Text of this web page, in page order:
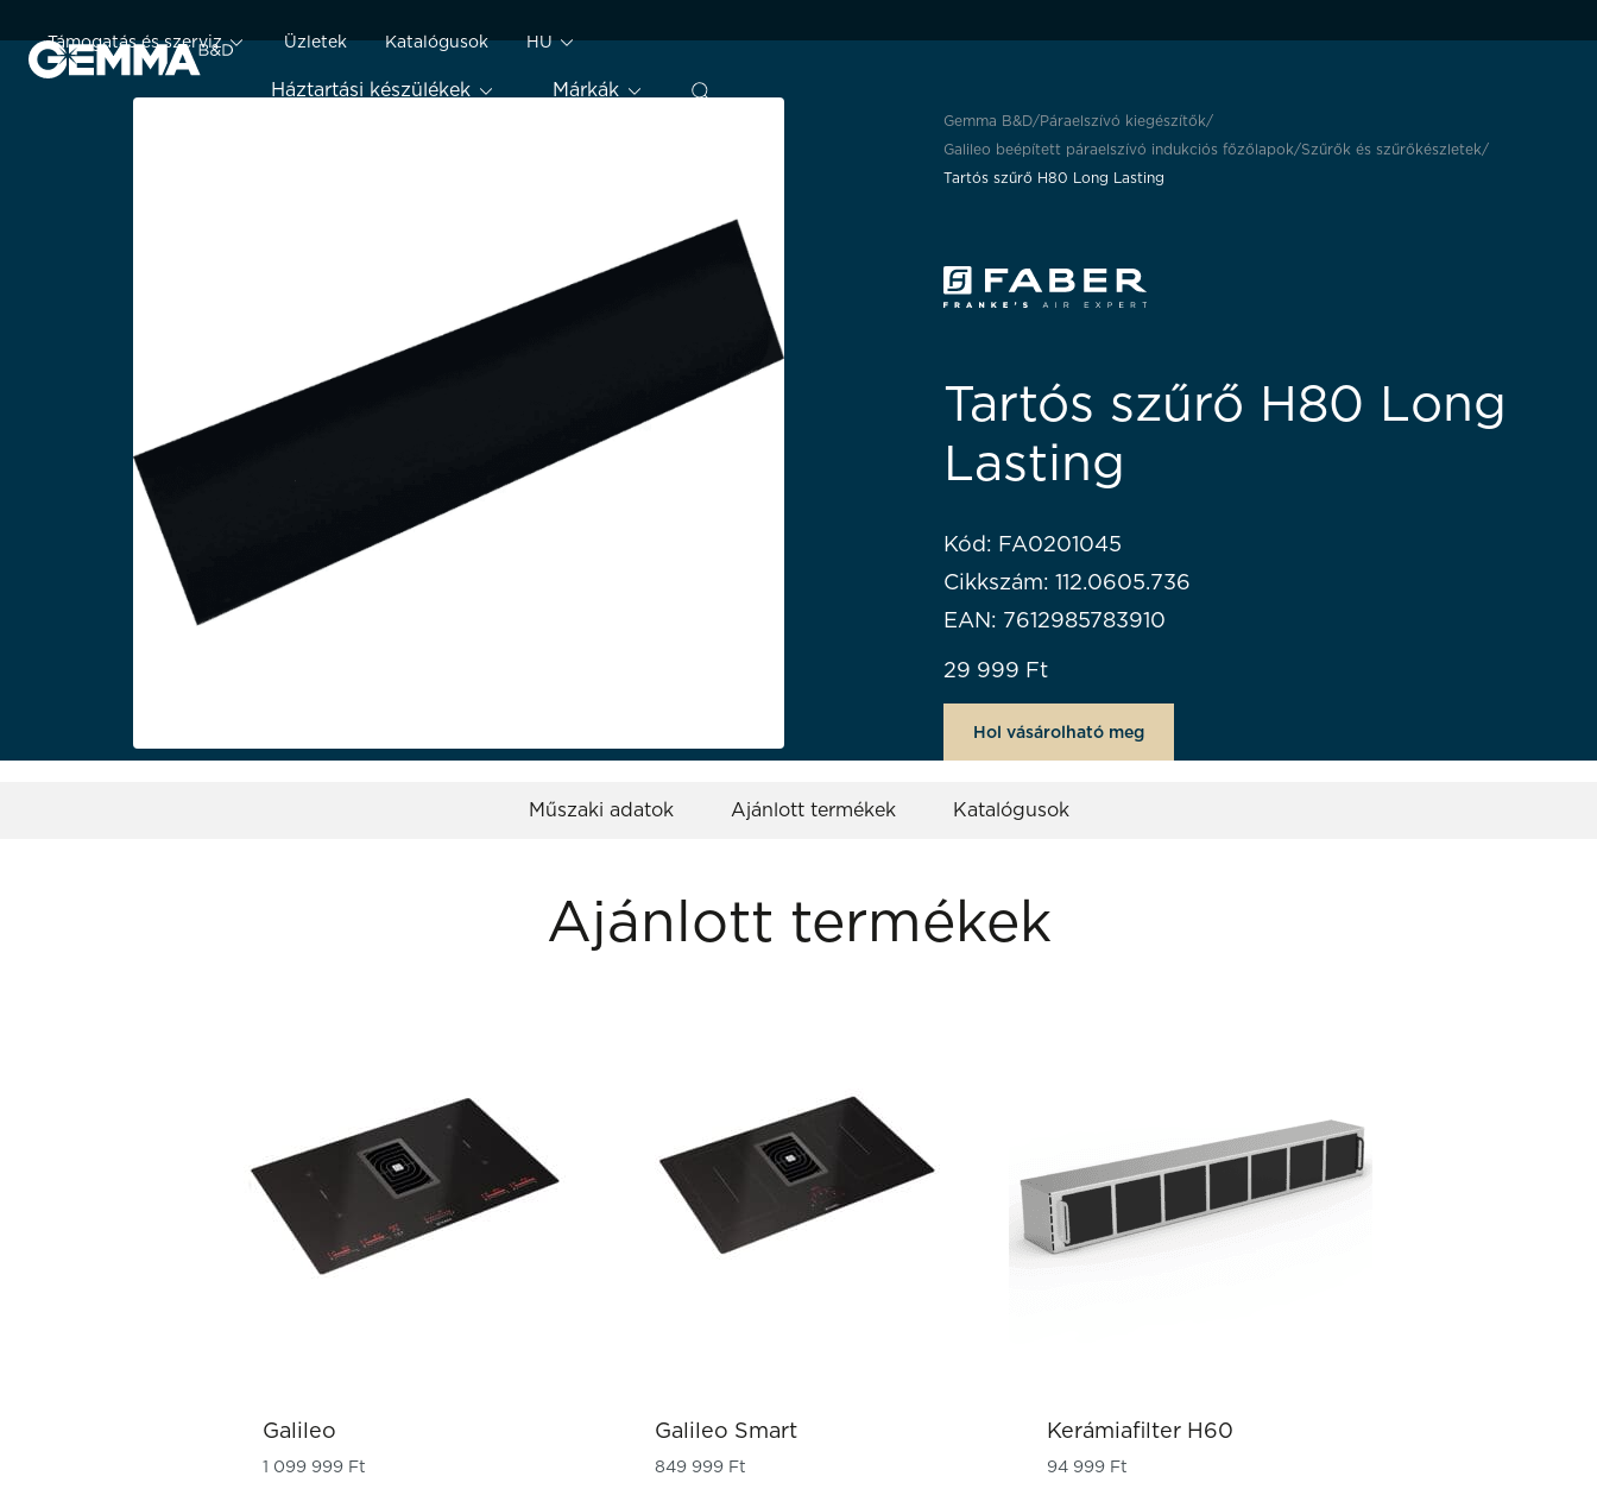
Háztartási készülékek Márkák
Támogatás és szerviz Üzletek Katalógusok HU
Gemma B&D Páraelszívó kiegészítők
Galileo beépített páraelszívó indukciós főzőlapok Szűrők és szűrőkészletek
Tartós szűrő H80 Long Lasting
Tartós szűrő H80 Long
Lasting
Kód: FA0201045
Cikkszám: 112.0605.736
EAN: 7612985783910
29 999 Ft
Hol vásárolható meg
Műszaki adatok Ajánlott termékek Katalógusok
Ajánlott termékek
Galileo
1 099 999 Ft
Galileo Smart
849 999 Ft
Kerámiafilter H60
94 999 Ft